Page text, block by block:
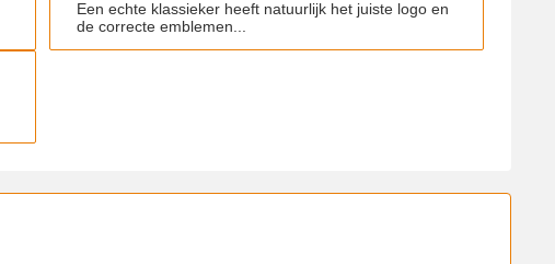
Een echte klassieker heeft natuurlijk het juiste logo en
de correcte emblemen...